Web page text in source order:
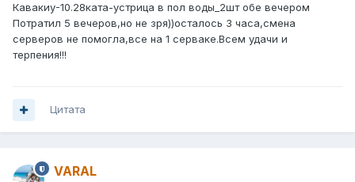
Кавакиу-10.28ката-устрица в пол воды_2шт обе вечером
Потратил 5 вечеров,но не зря))осталось 3 часа,смена
серверов не помогла,все на 1 серваке.Всем удачи и
терпения!!!
Цитата
VARAL